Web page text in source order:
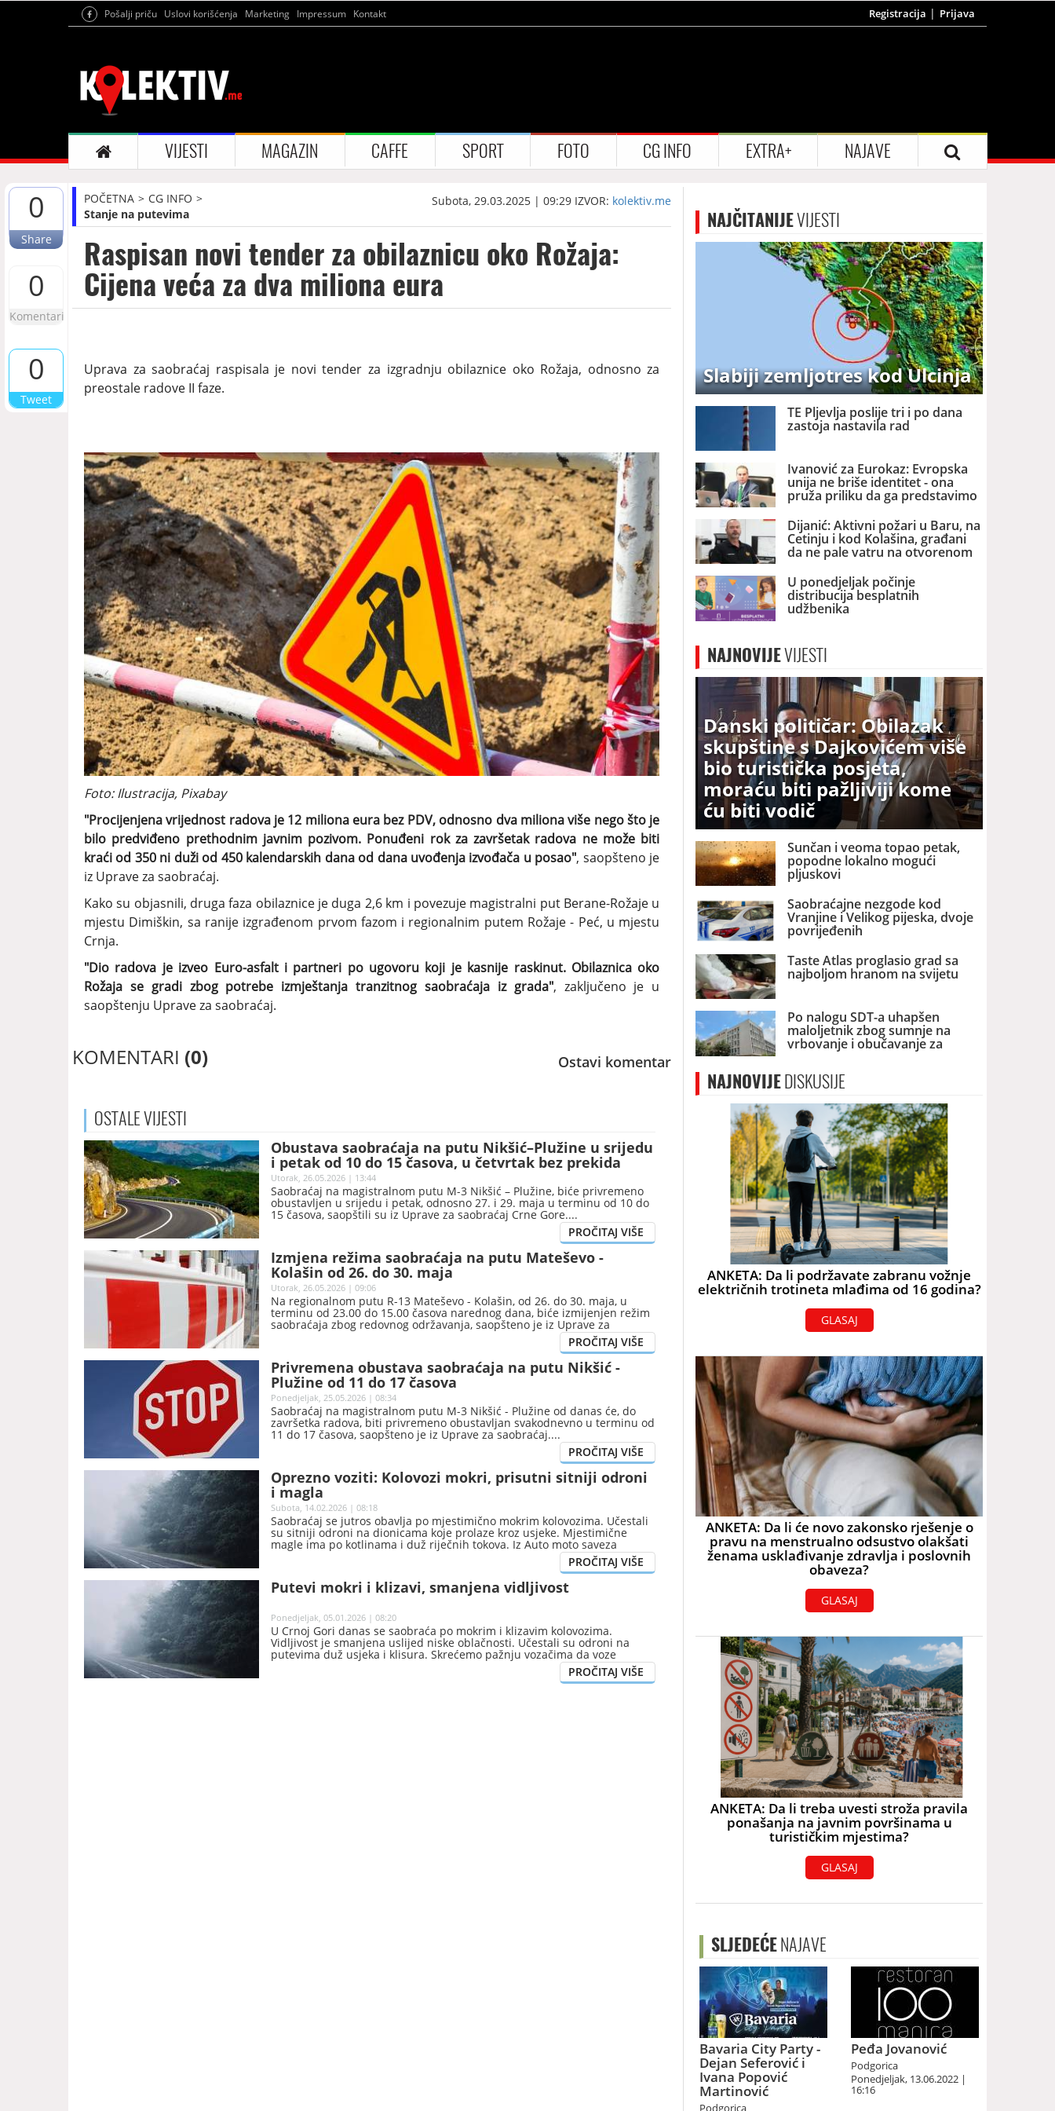
Pošalji priču Uslovi korišćenja Marketing Impressum Kontakt Registracija Prijava
VIJESTI MAGAZIN CAFFE SPORT FOTO CG INFO EXTRA+ NAJAVE
0
Share
0
Komentari
0
Tweet
POČETNA
CG INFO
Stanje na putevima
Subota, 29.03.2025 | 09:29 IZVOR: kolektiv.me
Raspisan novi tender za obilaznicu oko Rožaja:
Cijena veća za dva miliona eura
Uprava za saobraćaj raspisala je novi tender za izgradnju obilaznice oko Rožaja, odnosno za
preostale radove II faze.
Foto: Ilustracija, Pixabay
"Procijenjena vrijednost radova je 12 miliona eura bez PDV, odnosno dva miliona više nego što je
bilo predviđeno prethodnim javnim pozivom. Ponuđeni rok za završetak radova ne može biti
kraći od 350 ni duži od 450 kalendarskih dana od dana uvođenja izvođača u posao", saopšteno je
iz Uprave za saobraćaj.
Kako su objasnili, druga faza obilaznice je duga 2,6 km i povezuje magistralni put Berane-Rožaje u
mjestu Dimiškin, sa ranije izgrađenom prvom fazom i regionalnim putem Rožaje - Peć, u mjestu
Crnja.
"Dio radova je izveo Euro-asfalt i partneri po ugovoru koji je kasnije raskinut. Obilaznica oko
Rožaja se gradi zbog potrebe izmještanja tranzitnog saobraćaja iz grada", zaključeno je u
saopštenju Uprave za saobraćaj.
KOMENTARI (0) Ostavi komentar
OSTALEVIJESTI
Obustava saobraćaja na putu Nikšić–Plužine u srijedu
i petak od 10 do 15 časova, u četvrtak bez prekida
Utorak, 26.05.2026 | 13:44
Saobraćaj na magistralnom putu M-3 Nikšić – Plužine, biće privremeno
obustavljen u srijedu i petak, odnosno 27. i 29. maja u terminu od 10 do
15 časova, saopštili su iz Uprave za saobraćaj Crne Gore.
Izmjena režima saobraćaja na putu Mateševo -
Kolašin od 26. do 30. maja
Utorak, 26.05.2026 | 09:06
Na regionalnom putu R-13 Mateševo - Kolašin, od 26. do 30. maja, u
terminu od 23.00 do 15.00 časova narednog dana, biće izmijenjen režim
saobraćaja zbog redovnog održavanja, saopšteno je iz Uprave za
Privremena obustava saobraćaja na putu Nikšić -
Plužine od 11 do 17 časova
Ponedjeljak, 25.05.2026 | 08:34
Saobraćaj na magistralnom putu M-3 Nikšić - Plužine od danas će, do
završetka radova, biti privremeno obustavljan svakodnevno u terminu od
11 do 17 časova, saopšteno je iz Uprave za saobraćaj.
Oprezno voziti: Kolovozi mokri, prisutni sitniji odroni
i magla
Subota, 14.02.2026 | 08:18
Saobraćaj se jutros obavlja po mjestimično mokrim kolovozima. Učestali
su sitniji odroni na dionicama koje prolaze kroz usjeke. Mjestimične
magle ima po kotlinama i duž riječnih tokova. Iz Auto moto saveza
savjetuju opreznu vožnju prilagođenu nestabilnim vremenskim
Putevi mokri i klizavi, smanjena vidljivost
Ponedjeljak, 05.01.2026 | 08:20
U Crnoj Gori danas se saobraća po mokrim i klizavim kolovozima.
Vidljivost je smanjena uslijed niske oblačnosti. Učestali su odroni na
putevima duž usjeka i klisura. Skrećemo pažnju vozačima da voze
pažljivije, da vožnju prilagode trenutnom stanju na putu i poštuju
pravila saobraćaja, saopšteno je iz Auto moto saveza Crne Gore
NAJČITANIJEVIJESTI
Slabiji zemljotres kod Ulcinja
TE Pljevlja poslije tri i po dana
zastoja nastavila rad
Ivanović za Eurokaz: Evropska
unija ne briše identitet - ona
pruža priliku da ga predstavimo
Evropi i svijetu
Dijanić: Aktivni požari u Baru, na
Cetinju i kod Kolašina, građani
da ne pale vatru na otvorenom
U ponedjeljak počinje
distribucija besplatnih
udžbenika
NAJNOVIJEVIJESTI
Danski političar: Obilazak
skupštine s Dajkovićem više
bio turistička posjeta,
moraću biti pažljiviji kome
ću biti vodič
Sunčan i veoma topao petak,
popodne lokalno mogući
pljuskovi
Saobraćajne nezgode kod
Vranjine i Velikog pijeska, dvoje
povrijeđenih
Taste Atlas proglasio grad sa
najboljom hranom na svijetu
Po nalogu SDT-a uhapšen
maloljetnik zbog sumnje na
vrbovanje i obučavanje za
terorizam
NAJNOVIJEDISKUSIJE
ANKETA: Da li podržavate zabranu vožnje
električnih trotineta mlađima od 16 godina?
GLASAJ
ANKETA: Da li će novo zakonsko rješenje o
pravu na menstrualno odsustvo olakšati
ženama usklađivanje zdravlja i poslovnih
obaveza?
GLASAJ
ANKETA: Da li treba uvesti stroža pravila
ponašanja na javnim površinama u
turističkim mjestima?
GLASAJ
SLJEDEĆENAJAVE
Bavaria City Party -
Dejan Seferović i
Ivana Popović
Martinović
Podgorica
Peđa Jovanović
Podgorica
Ponedjeljak, 13.06.2022 |
16:16